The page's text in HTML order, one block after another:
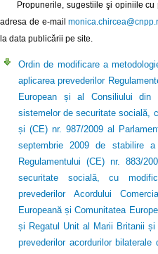
Propunerile, sugestiile şi opiniile cu
adresa de e-mail
la data publicării pe site.
Ordin de modificare a
aplicarea prevederilor
European și al Consiliului din
sistemelor de securitate socială,
și (CE) nr. 987/2009 al
septembrie 2009 de stabilire
Regulamentului (CE) nr. 883/
securitate socială, cu
prevederilor Acordului
Europeană și Comunitatea
și Regatul Unit al Marii Britanii
prevederilor acordurilor